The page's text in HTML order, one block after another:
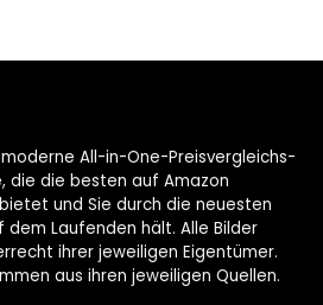
All-in-One-Preisvergleichs-
die die besten auf Amazon
und Sie durch die neuesten
Laufenden hält. Alle Bilder
ihrer jeweiligen Eigentümer.
aus ihren jeweiligen Quellen.